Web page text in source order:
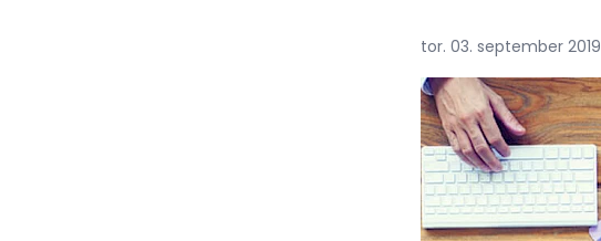
tor. 03. september 2019